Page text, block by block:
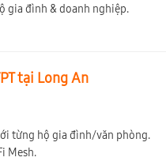
gia đình & doanh nghiệp.
tại Long An
từng hộ gia đình/văn phòng.
Mesh.